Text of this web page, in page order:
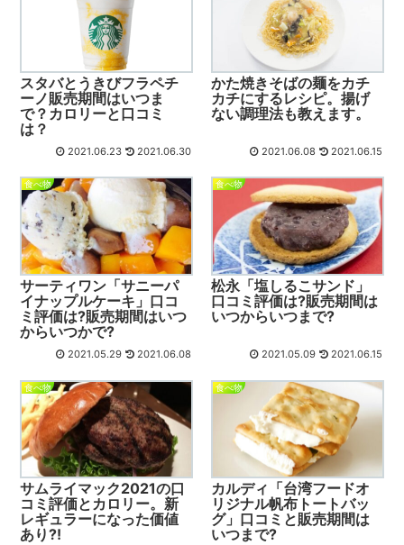
スタバとうきびフラペチ
ーノ販売期間はいつま
で？カロリーと口コミ
は？
2021.06.23 2021.06.30
かた焼きそばの麺をカチ
カチにするレシピ。揚げ
ない調理法も教えます。
2021.06.08 2021.06.15
食べ物
サーティワン「サニーパ
イナップルケーキ」口コ
ミ評価は?販売期間はいつ
からいつかで?
2021.05.29 2021.06.08
食べ物
松永「塩しるこサンド」
口コミ評価は?販売期間は
いつからいつまで?
2021.05.09 2021.06.15
食べ物
サムライマック2021の口
コミ評価とカロリー。新
レギュラーになった価値
あり?!
食べ物
カルディ「台湾フードオ
リジナル帆布トートバッ
グ」口コミと販売期間は
いつまで?